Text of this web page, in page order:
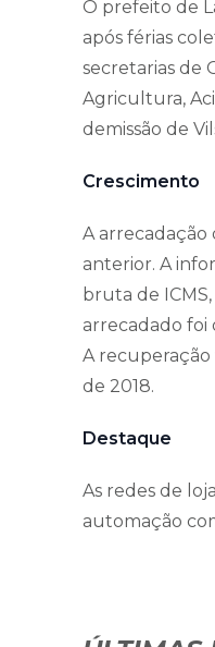
O prefeito de
após férias
secretarias de
Agricultura,
demissão de
Crescimento
A arrecadação
anterior. A
bruta de
arrecadado foi
A recuperação
de 2018.
Destaque
As redes de
automação